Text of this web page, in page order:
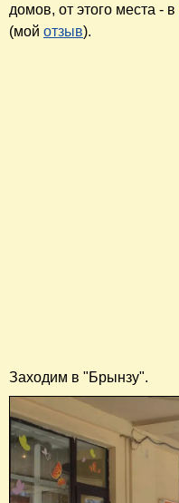
домов, от этого места - в
(мой отзыв).
Заходим в "Брынзу".